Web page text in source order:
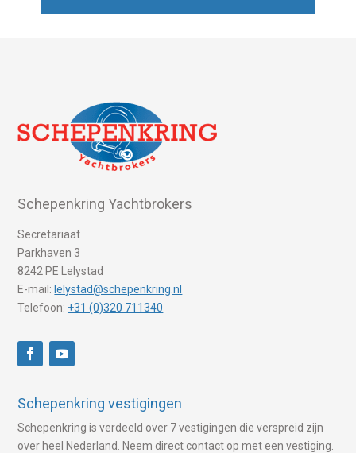
Schepenkring Yachtbrokers
Secretariaat
Parkhaven 3
8242 PE Lelystad
E-mail: lelystad@schepenkring.nl
Telefoon: +31 (0)320 711340
Schepenkring vestigingen
Schepenkring is verdeeld over 7 vestigingen die verspreid zijn
over heel Nederland. Neem direct contact op met een vestiging.